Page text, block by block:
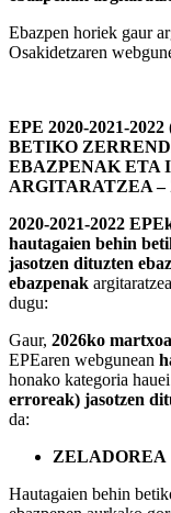
Ebazpen horiek gaur
Osakidetzaren
EPE 2020-2021-
BETIKO
EBAZPENAK ETA
ARGITARATZEA
2020-2021-2022
hautagaien behin
jasotzen dituzten
ebazpenak
dugu:
Gaur, 2026ko
EPEaren webgunean
honako kategoria hauei
erroreak) jasotzen
da:
ZELADOREA
Hautagaien behin